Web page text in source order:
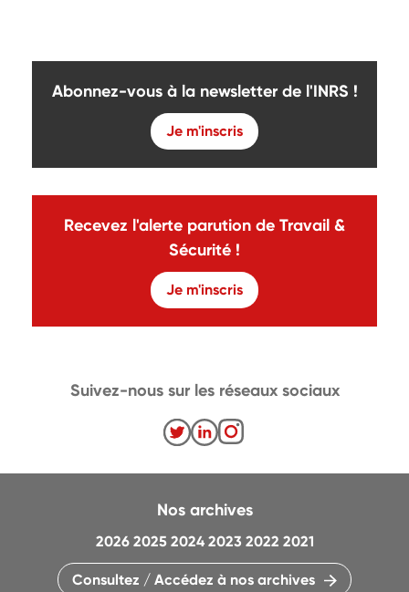
Abonnez-vous à la newsletter de l'INRS !
Je m'inscris
Recevez l'alerte parution de Travail &
Sécurité !
Je m'inscris
Nos archives
2026 2025 2024 2023 2022 2021
Consultez / Accédez à nos archives
Suivez-nous sur les réseaux sociaux